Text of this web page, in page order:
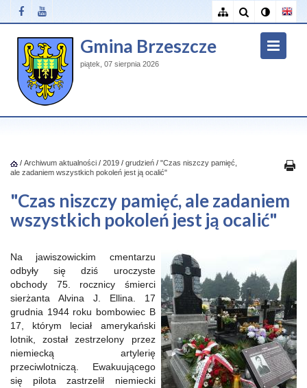
Gmina Brzeszcze
piątek, 07 sierpnia 2026
/ Archiwum aktualności / 2019 / grudzień / "Czas niszczy pamięć,
ale zadaniem wszystkich pokoleń jest ją ocalić"
"Czas niszczy pamięć, ale zadaniem
wszystkich pokoleń jest ją ocalić"
Na jawiszowickim cmentarzu
odbyły się dziś uroczyste
obchody 75. rocznicy śmierci
sierżanta Alvina J. Ellina. 17
grudnia 1944 roku bombowiec B
17, którym leciał amerykański
lotnik, został zestrzelony przez
niemiecką artylerię
przeciwlotniczą. Ewakuującego
się pilota zastrzelił niemiecki